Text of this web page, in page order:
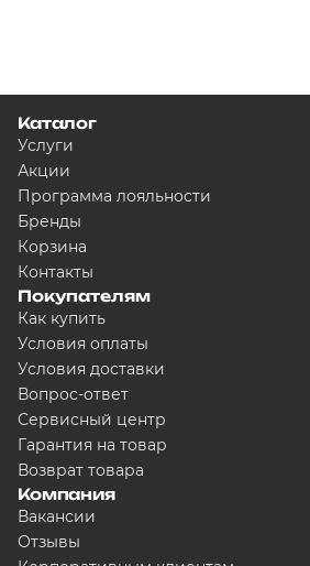
Каталог
Услуги
Акции
Программа лояльности
Бренды
Корзина
Контакты
Покупателям
Как купить
Условия оплаты
Условия доставки
Вопрос-ответ
Сервисный центр
Гарантия на товар
Возврат товара
Компания
Вакансии
Отзывы